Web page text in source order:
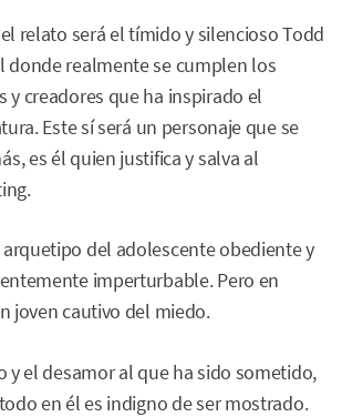
relato será el tímido y silencioso Todd
donde realmente se cumplen los
y creadores que ha inspirado el
Este sí será un personaje que se
es él quien justifica y salva al
del adolescente obediente y
imperturbable. Pero en
joven cautivo del miedo.
y el desamor al que ha sido sometido,
en él es indigno de ser mostrado.